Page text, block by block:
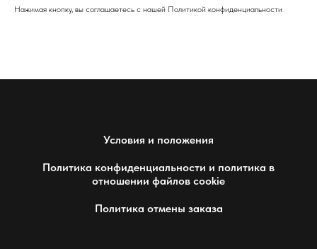
Нажимая кнопку, вы соглашаетесь с нашей Политикой конфиденциальности
Условия и положения
Политика конфиденциальности и политика в
отношении файлов cookie
Политика отмены заказа